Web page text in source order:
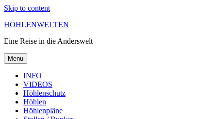
Skip to content
HÖHLENWELTEN
Eine Reise in die Anderswelt
Menu
INFO
VIDEOS
Höhlenschutz
Höhlen
Höhlenpläne